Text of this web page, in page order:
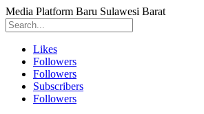
Media Platform Baru Sulawesi Barat
Likes
Followers
Followers
Subscribers
Followers